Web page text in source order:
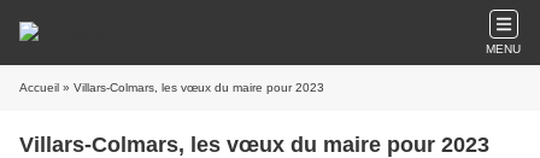
MENU
Accueil » Villars-Colmars, les vœux du maire pour 2023
Villars-Colmars, les vœux du maire pour 2023